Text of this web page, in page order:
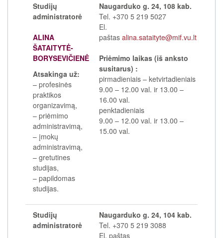
Studijų
administratorė
ALINA
ŠATAITYTĖ-
BORYSEVIČIENĖ
Atsakinga už:
– profesinės
praktikos
organizavimą,
– priėmimo
administravimą,
– įmokų
administravimą,
– gretutines
studijas,
– papildomas
studijas.
Naugarduko g. 24, 108 kab.
Tel. +370 5 219 5027
El.
paštas alina.sataityte@mif.vu.lt
Priėmimo laikas (iš anksto
susitarus) :
pirmadieniais – ketvirtadieniais
9.00 – 12.00 val. ir 13.00 –
16.00 val.
penktadieniais
9.00 – 12.00 val. ir 13.00 –
15.00 val.
Studijų
administratorė
Naugarduko g. 24, 104 kab.
Tel. +370 5 219 3088
El. paštas